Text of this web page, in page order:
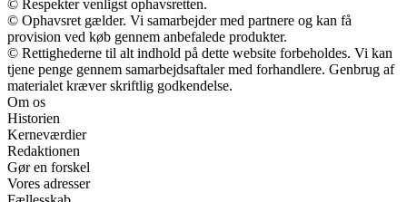
© Respekter venligst ophavsretten.
© Ophavsret gælder. Vi samarbejder med partnere og kan få
provision ved køb gennem anbefalede produkter.
© Rettighederne til alt indhold på dette website forbeholdes. Vi kan
tjene penge gennem samarbejdsaftaler med forhandlere. Genbrug af
materialet kræver skriftlig godkendelse.
Om os
Historien
Kerneværdier
Redaktionen
Gør en forskel
Vores adresser